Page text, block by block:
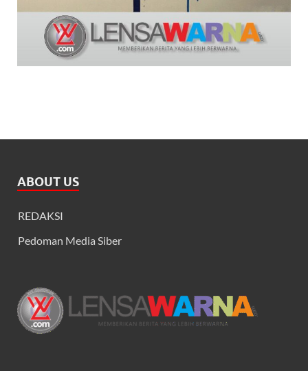
ABOUT US
REDAKSI
Pedoman Media Siber